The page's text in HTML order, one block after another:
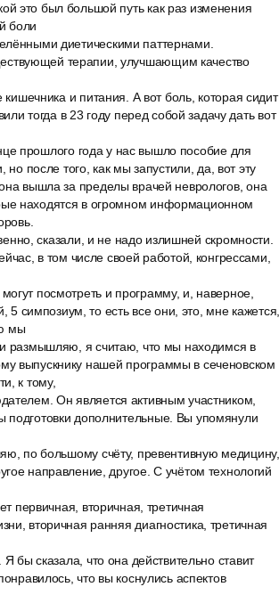
это был большой путь как раз изменения
боли
диетическими паттернами.
терапии, улучшающим качество
и питания. А вот боль, которая сидит
тогда в 23 году перед собой задачу дать вот
прошлого года у нас вышло пособие для
после того, как мы запустили, да, вот эту
вышла за пределы врачей неврологов, она
находятся в огромном информационном
сказали, и не надо излишней скромности.
в том числе своей работой, конгрессами,
посмотреть и программу, и, наверное,
симпозиум, то есть все они, это, мне кажется,
мы
размышляю, я считаю, что мы находимся в
выпускнику нашей программы в сеченовском
к тому,
Он является активным участником,
подготовки дополнительные. Вы упомянули
по большому счёту, превентивную медицину,
направление, другое. С учётом технологий
первичная, вторичная, третичная
вторичная ранняя диагностика, третичная
бы сказала, что она действительно ставит
что вы коснулись аспектов